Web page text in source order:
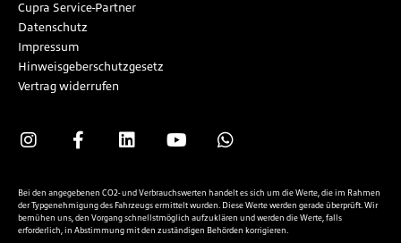
Cupra Service-Partner
Datenschutz
Impressum
Hinweisgeberschutzgesetz
Vertrag widerrufen
Bei den angegebenen CO2- und Verbrauchswerten handelt es sich um die Werte, die im Rahmen
der Typgenehmigung des Fahrzeugs ermittelt wurden. Diese Werte werden gerade überprüft. Wir
bemühen uns, den Vorgang schnellstmöglich aufzuklären und werden die Werte, falls
erforderlich, in Abstimmung mit den zuständigen Behörden korrigieren.